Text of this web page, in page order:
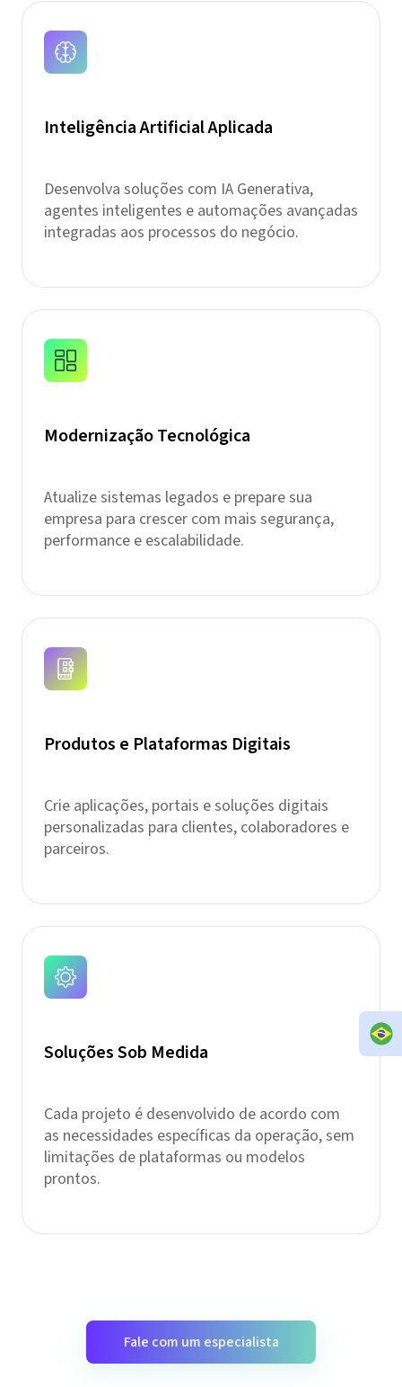
Inteligência Artificial Aplicada
Desenvolva soluções com IA Generativa,
agentes inteligentes e automações avançadas
integradas aos processos do negócio.
Modernização Tecnológica
Atualize sistemas legados e prepare sua
empresa para crescer com mais segurança,
performance e escalabilidade.
Produtos e Plataformas Digitais
Crie aplicações, portais e soluções digitais
personalizadas para clientes, colaboradores e
parceiros.
Soluções Sob Medida
Cada projeto é desenvolvido de acordo com
as necessidades específicas da operação, sem
limitações de plataformas ou modelos
prontos.
Fale com um especialista